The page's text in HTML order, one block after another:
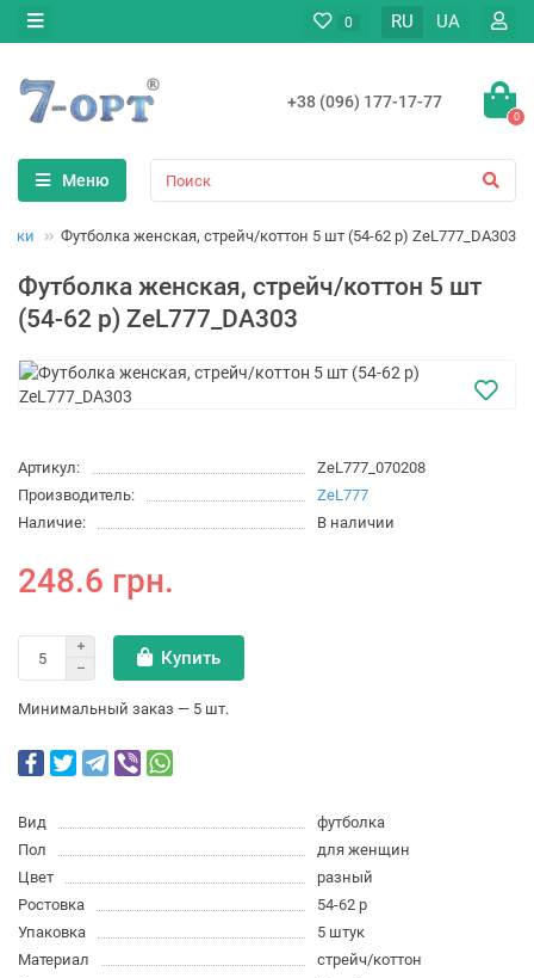
0 RU UA
+38 (096) 177-17-77
0
Меню
Футболка женская, стрейч/коттон 5 шт (54-62 р) ZeL777_DA303
Футболка женская, стрейч/коттон 5 шт
(54-62 р) ZeL777_DA303
Артикул:
ZeL777_070208
Производитель:
ZeL777
Наличие:
В наличии
248.6 грн.
Купить
Минимальный заказ — 5 шт.
Вид
футболка
Пол
для женщин
Цвет
разный
Ростовка
54-62 р
Упаковка
5 штук
Материал
стрейч/коттон